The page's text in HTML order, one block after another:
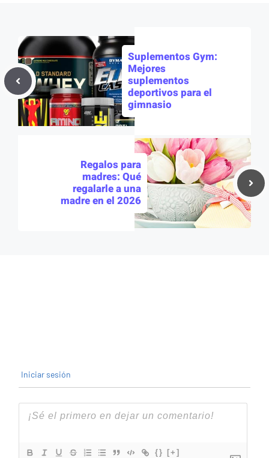
Suplementos Gym:
Mejores
suplementos
deportivos para el
gimnasio
Regalos para
madres: Qué
regalarle a una
madre en el 2026
Iniciar sesión
{} [+]